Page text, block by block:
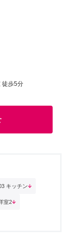
徒歩5分
キッチン
室2